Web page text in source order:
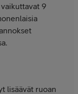
9
lisäävät ruoan